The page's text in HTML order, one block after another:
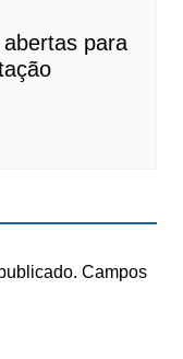
para
Campos